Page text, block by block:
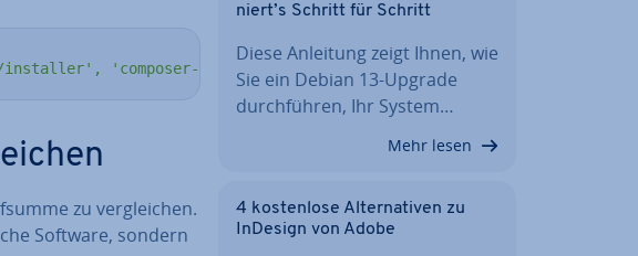
installer', 'composer-setup.php');"
zu ver­glei­chen.
Software, sondern
niert’s Schritt für Schritt
Diese Anleitung zeigt Ihnen, wie
Sie ein Debian 13-Upgrade
durch­füh­ren, Ihr System…
Mehr lesen
4 kos­ten­lo­se Al­ter­na­ti­ven zu
InDesign von Adobe